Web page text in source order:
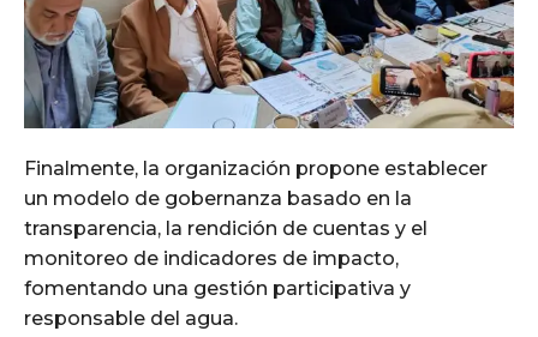
Finalmente, la organización propone establecer
un modelo de gobernanza basado en la
transparencia, la rendición de cuentas y el
monitoreo de indicadores de impacto,
fomentando una gestión participativa y
responsable del agua.